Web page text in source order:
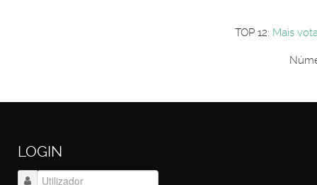
TOP 12: Mais
LOGIN